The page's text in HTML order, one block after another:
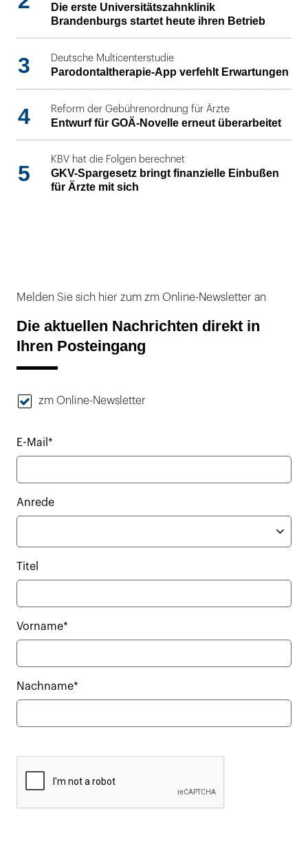
Die erste Universitätszahnklinik
Brandenburgs startet heute ihren Betrieb
3 Deutsche Multicenterstudie
Parodontaltherapie-App verfehlt Erwartungen
4 Reform der Gebührenordnung für Ärzte
Entwurf für GOÄ-Novelle erneut überarbeitet
5
KBV hat die Folgen berechnet
GKV-Spargesetz bringt finanzielle Einbußen
für Ärzte mit sich
Melden Sie sich hier zum zm Online-Newsletter an
Die aktuellen Nachrichten direkt in
Ihren Posteingang
zm Online-Newsletter
E-Mail*
Anrede
Titel
Vorname*
Nachname*